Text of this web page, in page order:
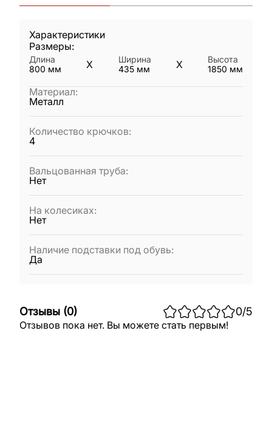
Характеристики
Размеры:
Длина
800 мм X
Ширина
435 мм X
Высота
1850 мм
Материал:
Металл
Количество крючков:
4
Вальцованная труба:
Нет
На колесиках:
Нет
Наличие подставки под обувь:
Да
Отзывы (0) 0/5
Отзывов пока нет. Вы можете стать первым!